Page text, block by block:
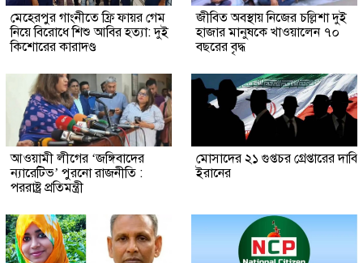
মেহেরপুর গাংনীতে ফ্রি ফায়র গেম
নিয়ে বিরোধে শিশু আবির হত্যা: দুই
কিশোরের কারাদণ্ড
জীবিত অবস্থায় নিজের চল্লিশা দুই
হাজার মানুষকে খাওয়ালেন ৭০
বছরের বৃদ্ধ
আওয়ামী লীগের ‘জঙ্গিবাদের
ন্যারেটিভ’ পুরনো রাজনীতি :
পররাষ্ট্র প্রতিমন্ত্রী
মোসাদের ২১ গুপ্তচর গ্রেপ্তারের দাবি
ইরানের